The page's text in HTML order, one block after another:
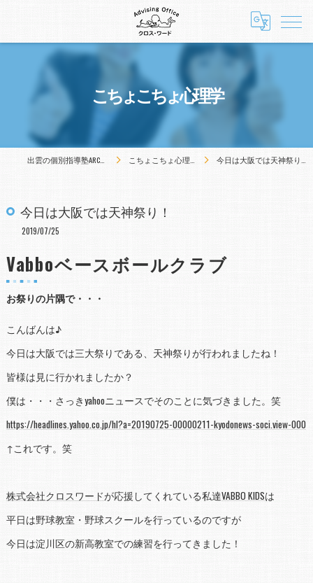
こちょこちょ心理学
出雲の個別指導塾ARCA12 こちょこちょ心理学 今日は大阪では天神祭り！
今日は大阪では天神祭り！
2019/07/25
お祭りの片隅で・・・
Vabboベースボールクラブ
こんばんは♪
今日は大阪では三大祭りである、天神祭りが行われましたね！
皆様は見に行かれましたか？
僕は・・・さっきyahooニュースでそのことに気づきました。笑
https://headlines.yahoo.co.jp/hl?a=20190725-00000211-kyodonews-soci.view-000
↑これです。笑
株式会社クロスワードが応援してくれている私達VABBO KIDSは
平日は野球教室・野球スクールを行っているのですが
今日は淀川区の新高教室での練習を行ってきました！